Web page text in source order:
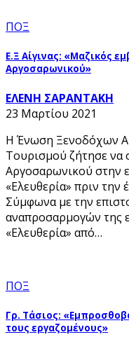
ΠΟΞ
Ε.Ξ Αίγινας: «Μαζικός
Αργοσαρωνικού»
ΕΛΕΝΗ ΣΑΡΑΝΤΑΚΗ
23 Μαρτίου 2021
Η Ένωση Ξενοδόχων
Τουρισμού ζήτησε να
Αργοσαρωνικού στην
«Ελευθερία» πριν την
Σύμφωνα με την
αναπροσαρμογών της
«Ελευθερία» από…
ΠΟΞ
Γρ. Τάσιος:
τους εργαζομένους»